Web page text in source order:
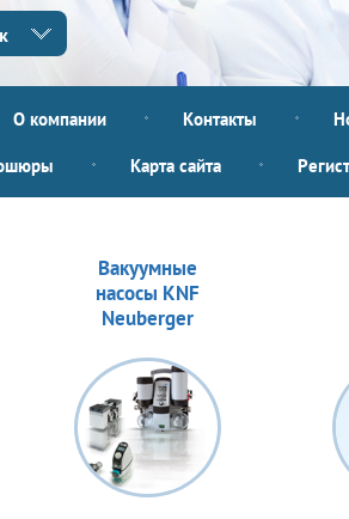
О компании Контакты
Карта сайта
Вакуумные
насосы KNF
Neuberger